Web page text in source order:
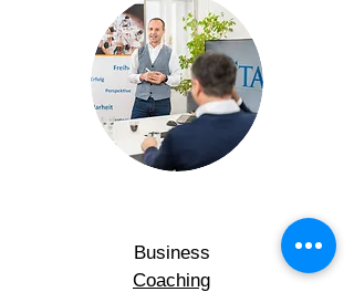
Business
Coaching